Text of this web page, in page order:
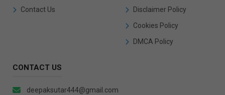
Contact Us
Disclaimer Policy
Cookies Policy
DMCA Policy
CONTACT US
deepaksutar444@gmail.com